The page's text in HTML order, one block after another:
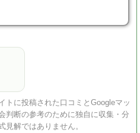
に投稿された口コミとGoogleマッ
判断の参考のために独自に収集・分
見解ではありません。